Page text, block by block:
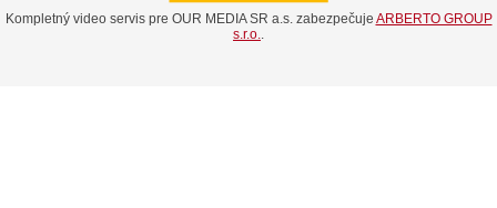
Kompletný video servis pre OUR MEDIA SR a.s. zabezpečuje ARBERTO GROUP
s.r.o.